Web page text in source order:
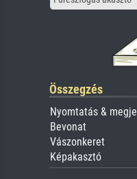
Összegzés
Nyomtatás &
Bevonat
Vászonkeret
Képakasztó